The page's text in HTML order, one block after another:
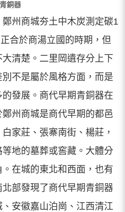
青銅器
州商城夯土中木炭測定碳1
合於商湯立國的時期，但
清楚。二里岡遺存分上下
不是屬於風格方面，而是
發展。商代早期青銅器在
州商城是商代早期的都邑
家莊、張寨南街、楊莊，
地的墓葬或窖藏。大體分
在城的東北和西面，也有
北部發現了商代早期青銅器
安徽嘉山泊崗、江西清江